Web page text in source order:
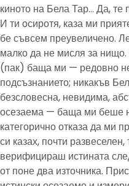
киното на Бела Тар… Да, те
И ти осиротя, каза ми
бе съвсем преувеличено.
малко да не мисля за
(пак) баща ми — редовно
подсъзнанието; никакъв
безсловесна, невидима,
осезаема — баща ми беше
категорично отказа да ми
си казах, почти
верифицираш истината
от поне два източника.